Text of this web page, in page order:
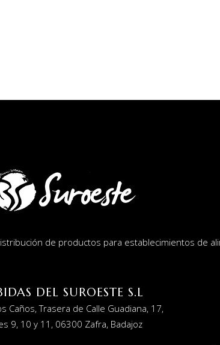
de productos para establecimientos de
DEL SUROESTE S.L
Caños, Trasera de Calle Guadiana, 17,
9, 10 y 11, 06300 Zafra, Badajoz